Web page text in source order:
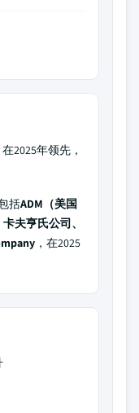
2025年领先，
括ADM（美国
夫亨氏公司、
，在2025